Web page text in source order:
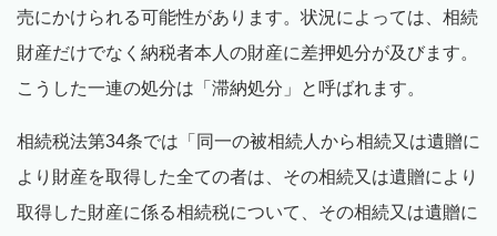
売にかけられる可能性があります。状況によっては、相続
財産だけでなく納税者本人の財産に差押処分が及びます。
こうした一連の処分は「滞納処分」と呼ばれます。
相続税法第34条では「同一の被相続人から相続又は遺贈に
より財産を取得した全ての者は、その相続又は遺贈により
取得した財産に係る相続税について、その相続又は遺贈に